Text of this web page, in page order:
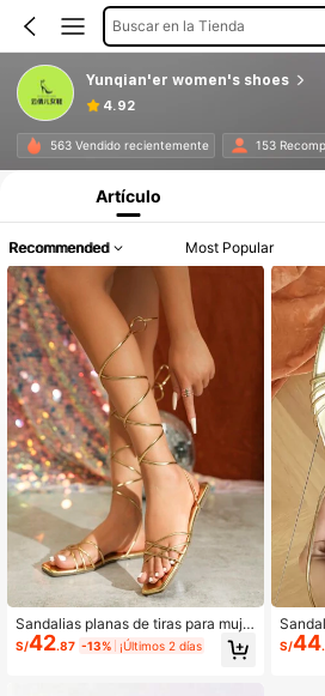
Buscar en la Tienda
Yunqian'er women's shoes
4.92
563 Vendido recientemente 153
Artículo
Recommended Most Popular
Sandalias planas de tiras para muje
r, estilo romano, doradas metalizada
s, con tiras cruzadas, sexys, minima
S/42.87 -13% ¡Últimos 2 días
r,
s,
S/44